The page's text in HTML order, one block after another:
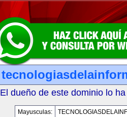
El dueño de este dominio lo
Mayusculas: